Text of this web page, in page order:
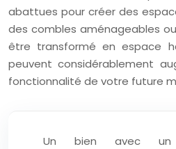
abattues pour créer des
des combles aménageables
être transformé en espace
peuvent considérablement
fonctionnalité de votre future
Un bien avec